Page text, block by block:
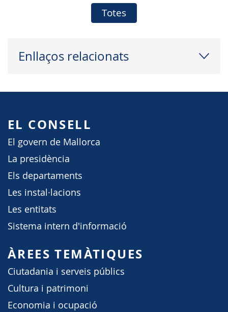
Totes
Enllaços relacionats
EL CONSELL
El govern de Mallorca
La presidència
Els departaments
Les instal·lacions
Les entitats
Sistema intern d'informació
ÀREES TEMÀTIQUES
Ciutadania i serveis públics
Cultura i patrimoni
Economia i ocupació